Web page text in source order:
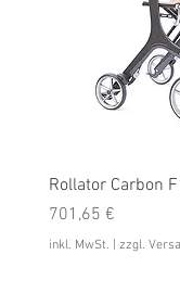
Rollator Carbon
Preis
701,65 €
inkl. MwSt. zzgl.